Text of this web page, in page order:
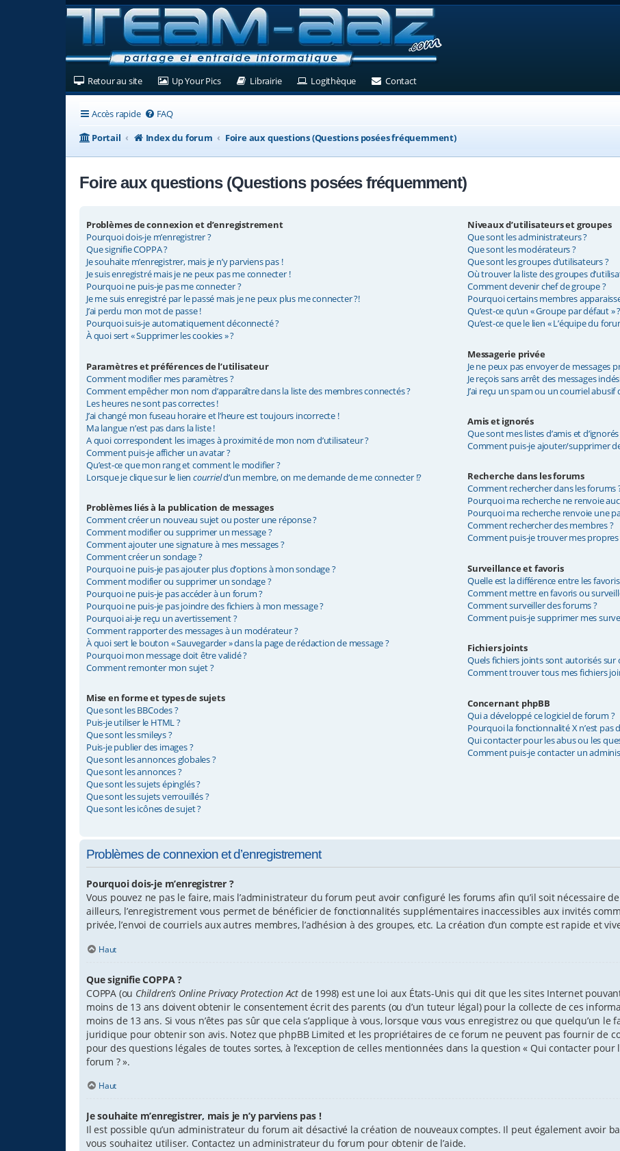
Retour au site(Ouvre un nouvel onglet)
Up Your Pics(Ouvre un nouvel onglet)
Librairie(Ouvre un nouvel onglet)
Logithèque(Ouvre un nouvel onglet)
Contact(Ouvre un nouvel onglet)
Accès rapide FAQ
Portail
Index du forum Foire aux questions (Questions posées fréquemment)
Foire aux questions (Questions posées fréquemment)
Problèmes de connexion et d’enregistrement
Pourquoi dois-je m’enregistrer ?
Que signifie COPPA ?
Je souhaite m’enregistrer, mais je n’y parviens pas !
Je suis enregistré mais je ne peux pas me connecter !
Pourquoi ne puis-je pas me connecter ?
Je me suis enregistré par le passé mais je ne peux plus me connecter ?!
J’ai perdu mon mot de passe !
Pourquoi suis-je automatiquement déconnecté ?
À quoi sert « Supprimer les cookies » ?
Paramètres et préférences de l’utilisateur
Comment modifier mes paramètres ?
Comment empêcher mon nom d’apparaître dans la liste des membres connectés ?
Les heures ne sont pas correctes !
J’ai changé mon fuseau horaire et l’heure est toujours incorrecte !
Ma langue n’est pas dans la liste !
A quoi correspondent les images à proximité de mon nom d’utilisateur ?
Comment puis-je afficher un avatar ?
Qu’est-ce que mon rang et comment le modifier ?
Lorsque je clique sur le lien courrield’un membre, on me demande de me connecter !?
Problèmes liés à la publication de messages
Comment créer un nouveau sujet ou poster une réponse ?
Comment modifier ou supprimer un message ?
Comment ajouter une signature à mes messages ?
Comment créer un sondage ?
Pourquoi ne puis-je pas ajouter plus d’options à mon sondage ?
Comment modifier ou supprimer un sondage ?
Pourquoi ne puis-je pas accéder à un forum ?
Pourquoi ne puis-je pas joindre des fichiers à mon message ?
Pourquoi ai-je reçu un avertissement ?
Comment rapporter des messages à un modérateur ?
À quoi sert le bouton « Sauvegarder » dans la page de rédaction de message ?
Pourquoi mon message doit être validé ?
Comment remonter mon sujet ?
Mise en forme et types de sujets
Que sont les BBCodes ?
Puis-je utiliser le HTML ?
Que sont les smileys ?
Puis-je publier des images ?
Que sont les annonces globales ?
Que sont les annonces ?
Que sont les sujets épinglés ?
Que sont les sujets verrouillés ?
Que sont les icônes de sujet ?
Niveaux d’utilisateurs et groupes
Que sont les administrateurs ?
Que sont les modérateurs ?
Que sont les groupes d’utilisateurs ?
Où trouver la liste des groupes
Comment devenir chef de groupe ?
Pourquoi certains membres
Qu’est-ce qu’un « Groupe par défaut » ?
Qu’est-ce que le lien « L’équipe du
Messagerie privée
Je ne peux pas envoyer de messages
Je reçois sans arrêt des messages
J’ai reçu un spam ou un courriel
Amis et ignorés
Que sont mes listes d’amis et d’ignorés
Comment puis-je ajouter/supprimer
Recherche dans les forums
Comment rechercher dans les forums
Pourquoi ma recherche ne renvoie
Pourquoi ma recherche renvoie une
Comment rechercher des membres ?
Comment puis-je trouver mes propres
Surveillance et favoris
Quelle est la différence entre les
Comment mettre en favoris ou
Comment surveiller des forums ?
Comment puis-je supprimer mes
Fichiers joints
Quels fichiers joints sont autorisés sur
Comment trouver tous mes fichiers
Concernant phpBB
Qui a développé ce logiciel de forum ?
Pourquoi la fonctionnalité X n’est pas
Qui contacter pour les abus ou les
Comment puis-je contacter un
Problèmes de connexion et d’enregistrement
Pourquoi dois-je m’enregistrer ?
Vous pouvez ne pas le faire, mais l’administrateur du forum peut avoir configuré les forums afin qu’il soit nécessaire
ailleurs, l’enregistrement vous permet de bénéficier de fonctionnalités supplémentaires inaccessibles aux invités
privée, l’envoi de courriels aux autres membres, l’adhésion à des groupes, etc. La création d’un compte est rapide et
Haut
Que signifie COPPA ?
COPPA (ou Children’s Online Privacy Protection Act de 1998) est une loi aux États-Unis qui dit que les sites Internet
moins de 13 ans doivent obtenir le consentement écrit des parents (ou d’un tuteur légal) pour la collecte de ces
moins de 13 ans. Si vous n’êtes pas sûr que cela s’applique à vous, lorsque vous vous enregistrez ou que quelqu’un
juridique pour obtenir son avis. Notez que phpBB Limited et les propriétaires de ce forum ne peuvent pas fournir de
pour des questions légales de toutes sortes, à l’exception de celles mentionnées dans la question « Qui contacter
forum ? ».
Haut
Je souhaite m’enregistrer, mais je n’y parviens pas !
Il est possible qu’un administrateur du forum ait désactivé la création de nouveaux comptes. Il peut également avoir
vous souhaitez utiliser. Contactez un administrateur du forum pour obtenir de l’aide.